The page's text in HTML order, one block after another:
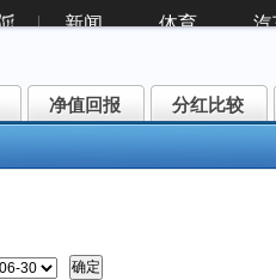
净值回报
净值回报 分红比较
分红比较